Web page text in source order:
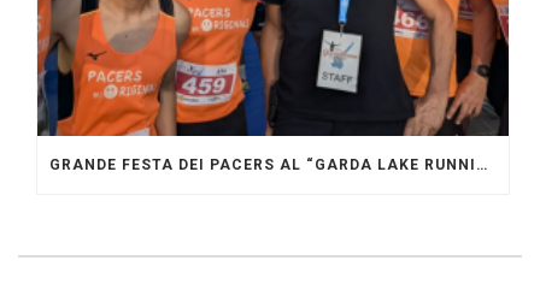
GRANDE FESTA DEI PACERS AL “GARDA LAKE RUNNING FESTIVAL”